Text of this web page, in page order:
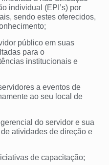
individual (EPI’s) por
sendo estes oferecidos,
público em suas
para o
institucionais e
a eventos de
ao seu local de
do servidor e sua
atividades de direção e
de capacitação;